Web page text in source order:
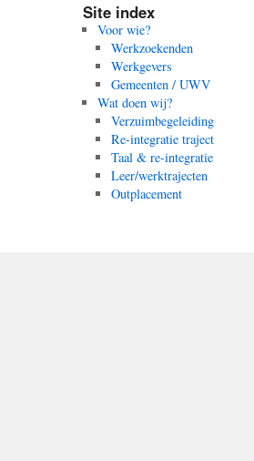
Site index
Voor wie?
Werkzoekenden
Werkgevers
Gemeenten / UWV
Wat doen wij?
Verzuimbegeleiding
Re-integratie traject
Taal & re-integratie
Leer/werktrajecten
Outplacement